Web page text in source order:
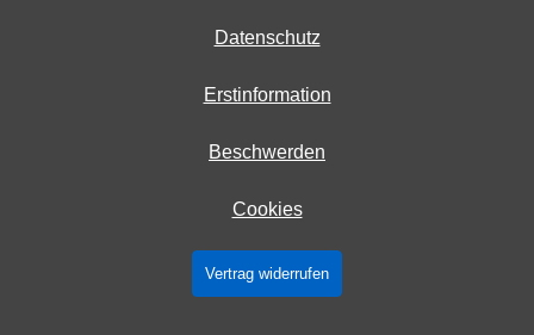
Datenschutz
Erstinformation
Beschwerden
Cookies
Vertrag widerrufen